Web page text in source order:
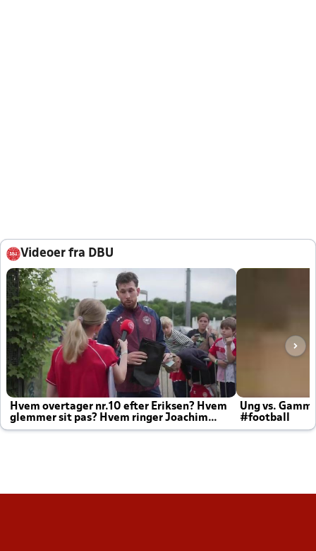
Videoer fra DBU
Hvem overtager nr.10 efter Eriksen? Hvem
glemmer sit pas? Hvem ringer Joachim
altid til efter kampe?
Ung vs.
#football